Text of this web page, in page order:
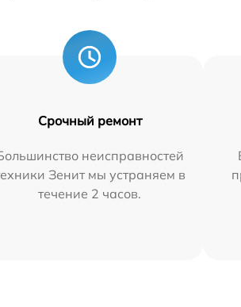
Срочный ремонт
неисправностей
Зенит мы устраняем в
течение 2 часов.